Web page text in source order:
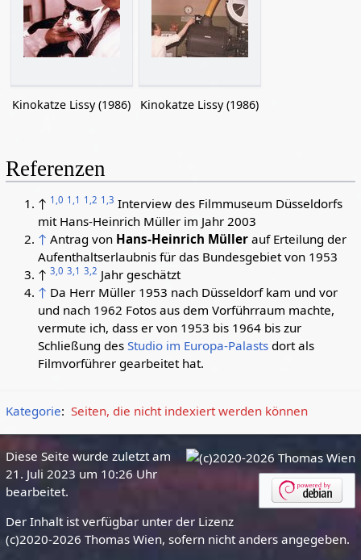
Kinokatze Lissy (1986) Kinokatze Lissy (1986)
Referenzen
↑ 1,0 1,1 1,2 1,3 Interview des Filmmuseum Düsseldorfs
mit Hans-Heinrich Müller im Jahr 2003
↑ Antrag von Hans-Heinrich Müllerauf Erteilung der
Aufenthaltserlaubnis für das Bundesgebiet von 1953
↑ 3,0 3,1 3,2 Jahr geschätzt
↑ Da Herr Müller 1953 nach Düsseldorf kam und vor
und nach 1962 Fotos aus dem Vorführraum machte,
vermute ich, dass er von 1953 bis 1964 bis zur
Schließung des Studio im Europa-Palastsdort als
Filmvorführer gearbeitet hat.
Kategorie: Seiten, die nicht indexiert werden können
Diese Seite wurde zuletzt am
21. Juli 2023 um 10:26 Uhr
bearbeitet.
Der Inhalt ist verfügbar unter der Lizenz
(c)2020-2026 Thomas Wien, sofern nicht anders angegeben.